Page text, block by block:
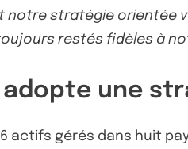
stratégie orientée
restés fidèles à
adopte une
actifs gérés dans huit